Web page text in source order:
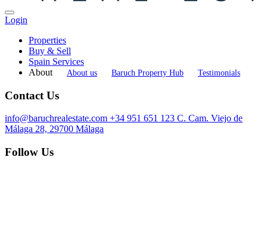
Login
Properties
Buy & Sell
Spain Services
About
About us Baruch Property Hub Testimonials
Contact Us
info@baruchrealestate.com +34 951 651 123 C. Cam. Viejo de
Málaga 28, 29700 Málaga
Follow Us